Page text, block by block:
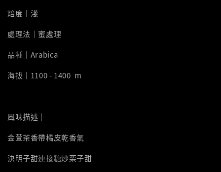
焙度｜淺
處理法｜蜜處理
品種｜Arabica
海拔｜1100 - 1400 m
風味描述｜
金萱茶香帶橘皮乾香氣
決明子甜連接糖炒栗子甜